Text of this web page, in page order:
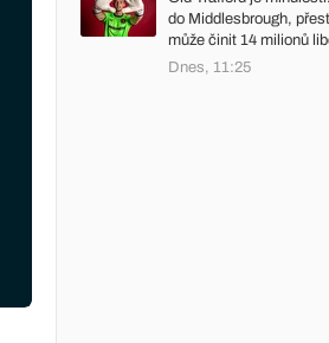
do Middlesbrough,
může činit 14 milionů
Dnes, 11:25